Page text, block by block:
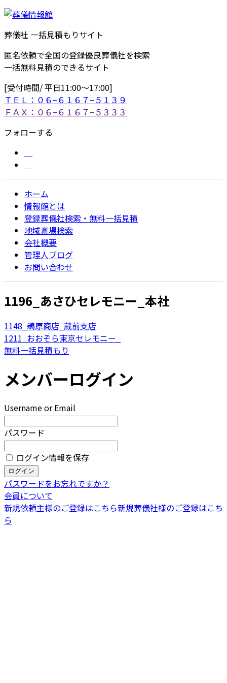
葬儀社 一括見積もりサイト
匿名依頼で全国の登録優良葬儀社を検索
一括無料見積のできるサイト
[受付時間/ 平日11:00〜17:00]
ＴＥＬ：０６−６１６７−５１３９
ＦＡＸ：０６−６１６７−５３３３
フォローする
ホーム
情報館とは
登録葬儀社検索・無料一括見積
地域斎場検索
会社概要
管理人ブログ
お問い合わせ
1196_あさひセレモニー_本社
1148_鵜原商店_蔵前支店
1211_おおぞら東京セレモニー_
無料一括見積もり
メンバーログイン
Username or Email
パスワード
ログイン情報を保存
パスワードをお忘れですか？
会員について
新規依頼主様のご登録はこちら新規葬儀社様のご登録はこち
ら